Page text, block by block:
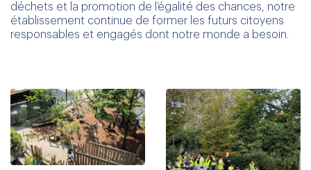
déchets et la promotion de l’égalité des chances, notre
établissement continue de former les futurs citoyens
responsables et engagés dont notre monde a besoin.